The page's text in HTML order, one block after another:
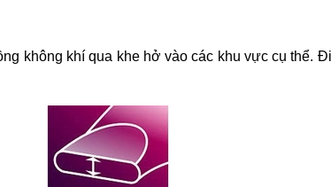
không khí qua khe hở vào các khu vực cụ thể.